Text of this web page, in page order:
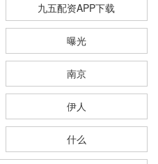
九五配资APP下载
曝光
南京
伊人
什么